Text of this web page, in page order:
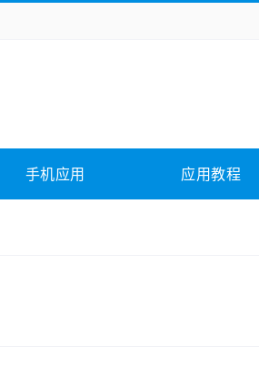
影音软件 插件下载
手机应用 应用教程